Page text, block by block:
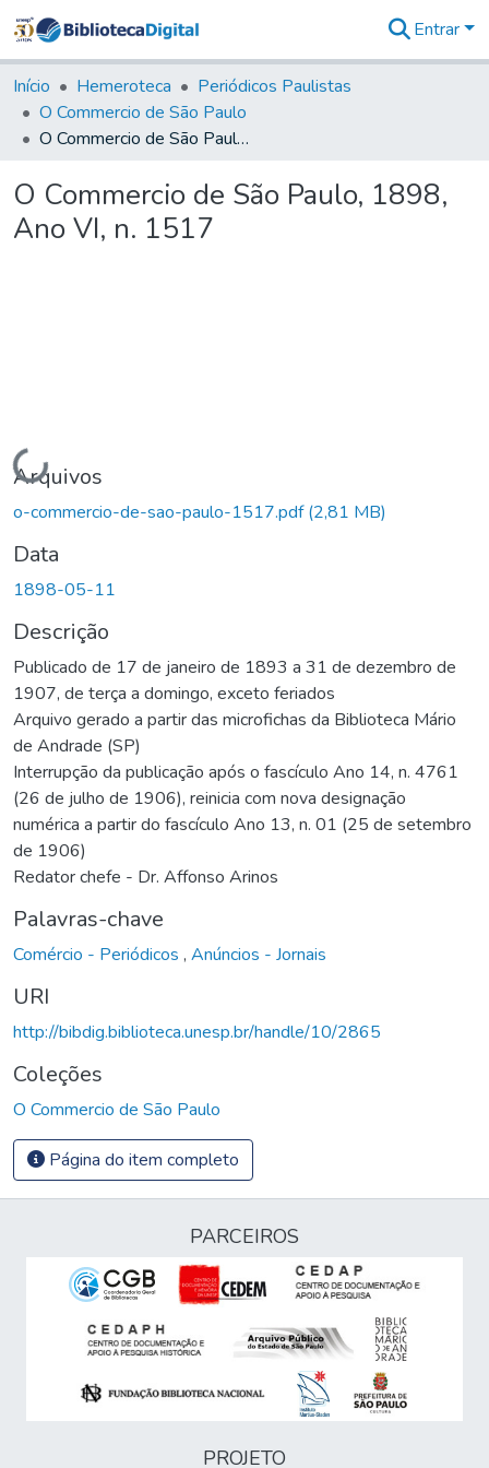
&
Coleções
Tudo na
Biblioteca
Estatísticas
Entrar
Início Hemeroteca
Periódicos Paulistas
O Commercio de São Paulo
O Commercio de São Paulo, 1898, Ano VI, n. 1517
O Commercio de São Paulo, 1898,
Ano VI, n. 1517
Carregando...
Arquivos
o-commercio-de-sao-paulo-1517.pdf(2,81 MB)
Data
1898-05-11
Descrição
Publicado de 17 de janeiro de 1893 a 31 de dezembro de
1907, de terça a domingo, exceto feriados
Arquivo gerado a partir das microfichas da Biblioteca Mário
de Andrade (SP)
Interrupção da publicação após o fascículo Ano 14, n. 4761
(26 de julho de 1906), reinicia com nova designação
numérica a partir do fascículo Ano 13, n. 01 (25 de setembro
de 1906)
Redator chefe - Dr. Affonso Arinos
Palavras-chave
Comércio - Periódicos , Anúncios - Jornais
URI
http://bibdig.biblioteca.unesp.br/handle/10/2865
Coleções
O Commercio de São Paulo
Página do item completo
PARCEIROS
PROJETO